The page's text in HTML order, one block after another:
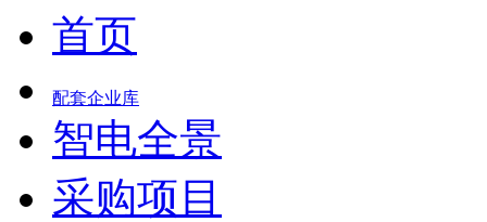
首页
配套企业库
智电全景
采购项目